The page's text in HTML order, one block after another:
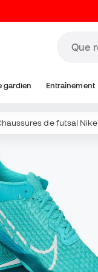
gardien Entraînement
de futsal Nike